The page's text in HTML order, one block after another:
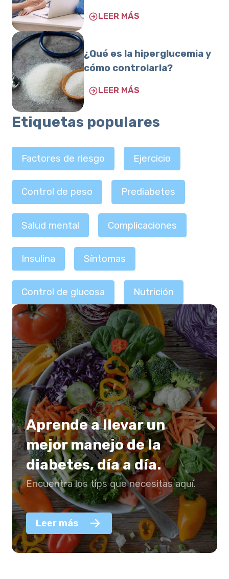
frecuentes sobre esta
condición!
LEER MÁS
¿Qué es la hiperglucemia y
cómo controlarla?
LEER MÁS
Etiquetas populares
Factores de riesgo Ejercicio
Control de peso Prediabetes
Salud mental Complicaciones
Insulina Síntomas
Control de glucosa Nutrición
Aprende a llevar un
mejor manejo de la
diabetes, día a día.
Encuentra los tips que necesitas aquí.
Leer más